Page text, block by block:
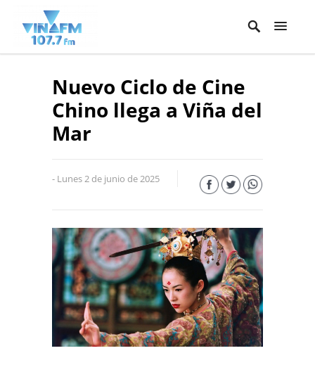
Nuevo Ciclo de Cine
Chino llega a Viña del
Mar
- Lunes 2 de junio de 2025